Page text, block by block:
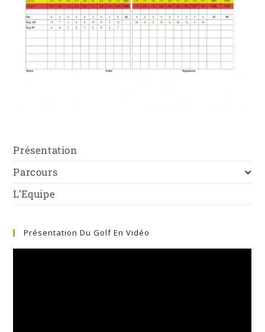
Présentation
Parcours
L’Equipe
Présentation Du Golf En Vidéo